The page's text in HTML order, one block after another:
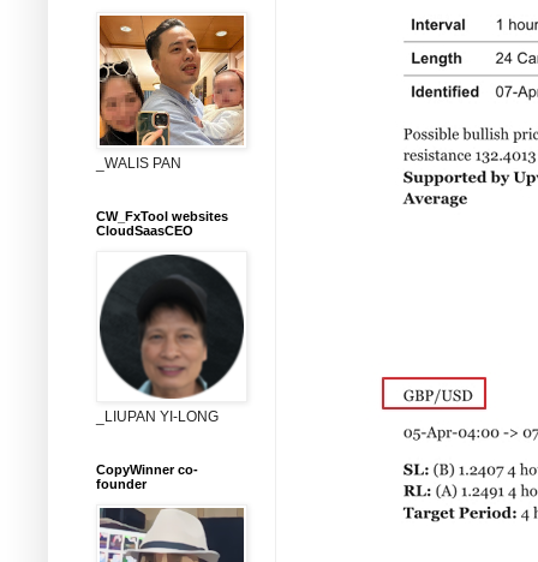
_WALIS PAN
CW_FxTool websites
CloudSaasCEO
_LIUPAN YI-LONG
CopyWinner co-
founder